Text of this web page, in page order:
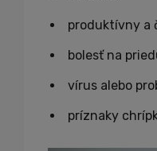
produktívny a
bolesť na
vírus alebo
príznaky